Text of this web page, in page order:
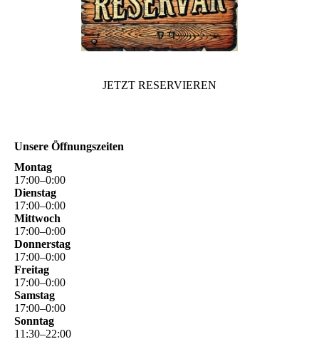
JETZT RESERVIEREN
Unsere Öffnungszeiten
Montag
17:00–0:00
Dienstag
17:00–0:00
Mittwoch
17:00–0:00
Donnerstag
17:00–0:00
Freitag
17:00–0:00
Samstag
17:00–0:00
Sonntag
11 :30–22:00